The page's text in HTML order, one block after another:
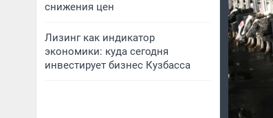
снижения цен
Лизинг как индикатор
экономики: куда сегодня
инвестирует бизнес Кузбасса